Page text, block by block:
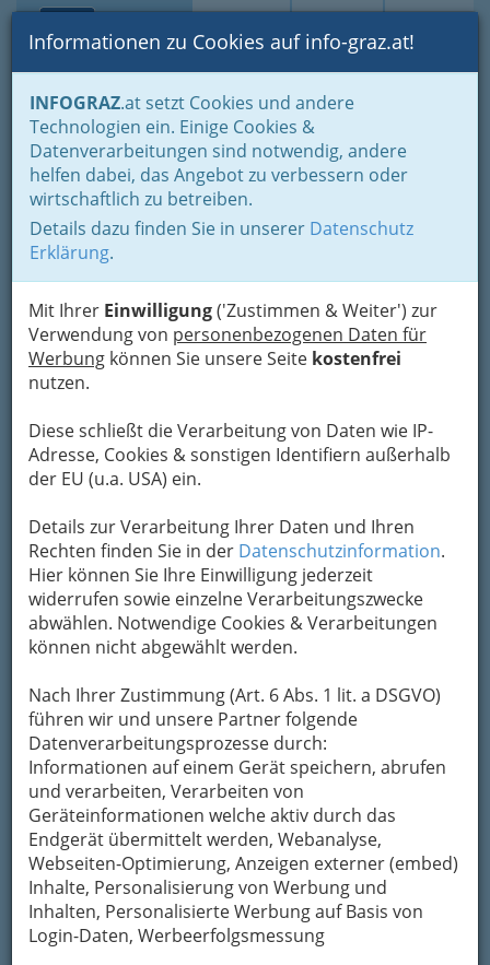
Suche Login Toggle
Informationen zu Cookies auf info-graz.at!
INFOGRAZ.at setzt Cookies und andere
Technologien ein. Einige Cookies &
Datenverarbeitungen sind notwendig, andere
helfen dabei, das Angebot zu verbessern oder
wirtschaftlich zu betreiben.
Details dazu finden Sie in unserer Datenschutz
Erklärung.
Mit Ihrer Einwilligung('Zustimmen & Weiter') zur
Verwendung von personenbezogenen Daten für
Werbung können Sie unsere Seite kostenfrei
nutzen.
Diese schließt die Verarbeitung von Daten wie IP-
Adresse, Cookies & sonstigen Identifiern außerhalb
der EU (u.a. USA) ein.
Details zur Verarbeitung Ihrer Daten und Ihren
Rechten finden Sie in der Datenschutzinformation.
Hier können Sie Ihre Einwilligung jederzeit
widerrufen sowie einzelne Verarbeitungszwecke
abwählen. Notwendige Cookies & Verarbeitungen
können nicht abgewählt werden.
Nach Ihrer Zustimmung (Art. 6 Abs. 1 lit. a DSGVO)
führen wir und unsere Partner folgende
Datenverarbeitungsprozesse durch:
Informationen auf einem Gerät speichern, abrufen
und verarbeiten, Verarbeiten von
Geräteinformationen welche aktiv durch das
Endgerät übermittelt werden, Webanalyse,
Webseiten-Optimierung, Anzeigen externer (embed)
Inhalte, Personalisierung von Werbung und
Inhalten, Personalisierte Werbung auf Basis von
Login-Daten, Werbeerfolgsmessung
Home Branchen
Einkaufen & Schenken - der Handel
Handel in Graz
Dinge des täglichen Lebens
Werbeartikelhandel
Lisa Marx
Ragnitztalweg 148, 8047 Graz
Karte
Karte anzeigen
Navigation
Büroartikel